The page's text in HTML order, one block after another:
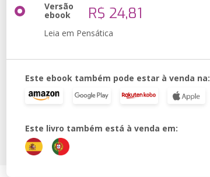
Versão
ebook R$ 24,81
Leia em Pensática
Este ebook também pode estar à venda na:
Este livro também está à venda em: